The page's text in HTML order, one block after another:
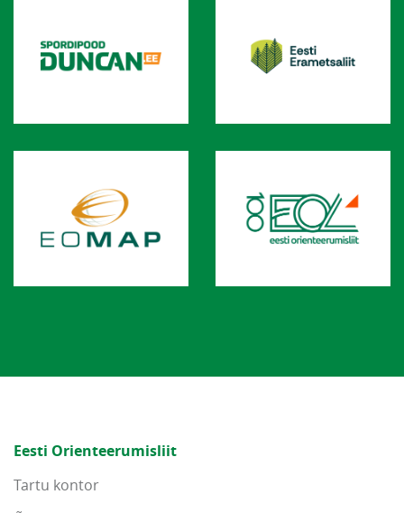
Eesti Orienteerumisliit
Tartu kontor